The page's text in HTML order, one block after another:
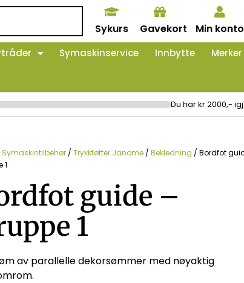
Sykurs Gavekort Min konto
Symaskinservice Innbytte Merker
Du har kr 2000,-
Symaskintilbehør / Trykkføtter Janome / Bekledning / Bordfot
1
guide –
1
av parallelle dekorsømmer med nøyaktig